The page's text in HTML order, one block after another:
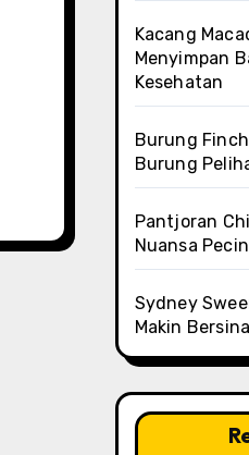
Kacang
Menyimpan
Kesehatan
Burung
Burung
Pantjoran
Nuansa
Sydney
Makin